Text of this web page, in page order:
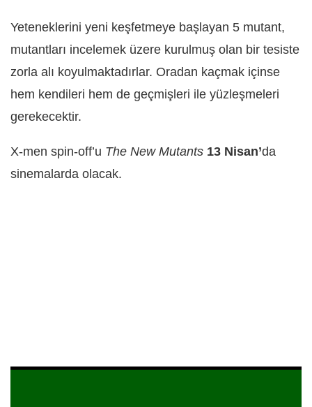
Yeteneklerini yeni keşfetmeye başlayan 5 mutant,
mutantları incelemek üzere kurulmuş olan bir tesiste
zorla alı koyulmaktadırlar. Oradan kaçmak içinse
hem kendileri hem de geçmişleri ile yüzleşmeleri
gerekecektir.
X-men spin-off’u The New Mutants 13 Nisan’da
sinemalarda olacak.